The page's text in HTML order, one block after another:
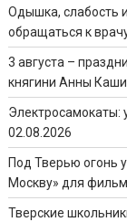
Одышка, слабость
обращаться к
3 августа –
княгини Анны
Электросамокаты:
02.08.2026
Под Тверью огонь
Москву» для
Тверские